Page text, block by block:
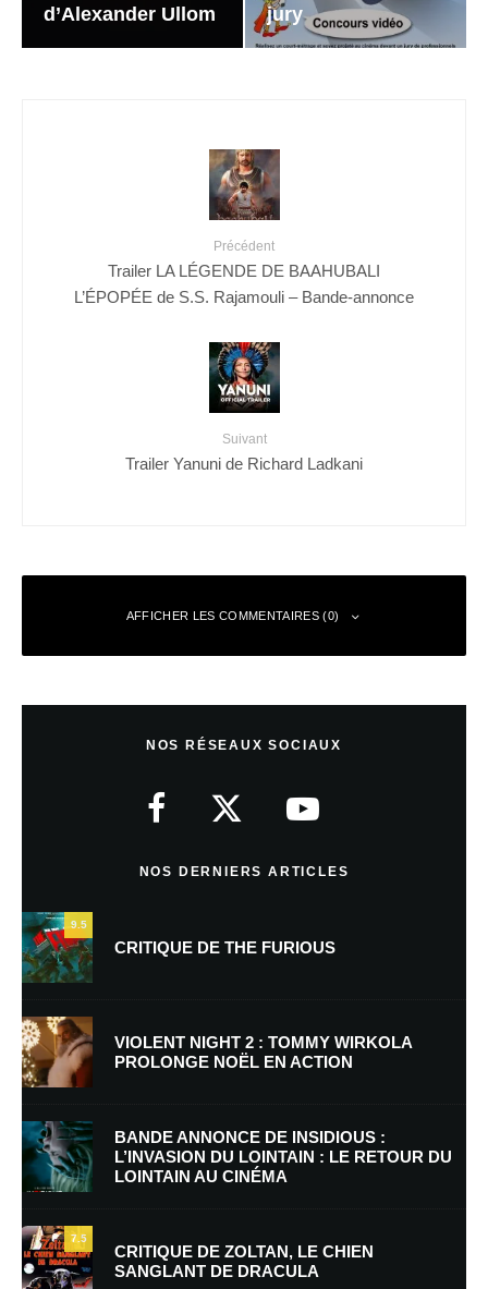
d’Alexander Ullom
jury
Précédent
Trailer LA LÉGENDE DE BAAHUBALI
L’ÉPOPÉE de S.S. Rajamouli – Bande-annonce
Suivant
Trailer Yanuni de Richard Ladkani
AFFICHER LES COMMENTAIRES (0)
Nom*
E-mail* Site web
Enregistrer mon nom, mon e-mail et mon site dans le navigateur pour
NOS RÉSEAUX SOCIAUX
NOS DERNIERS ARTICLES
9.5
CRITIQUE DE THE FURIOUS
VIOLENT NIGHT 2 : TOMMY WIRKOLA
PROLONGE NOËL EN ACTION
BANDE ANNONCE DE INSIDIOUS :
L’INVASION DU LOINTAIN : LE RETOUR DU
LOINTAIN AU CINÉMA
7.5
CRITIQUE DE ZOLTAN, LE CHIEN
SANGLANT DE DRACULA